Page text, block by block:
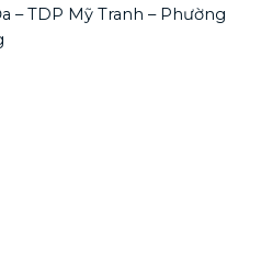
– TDP Mỹ Tranh – Phường